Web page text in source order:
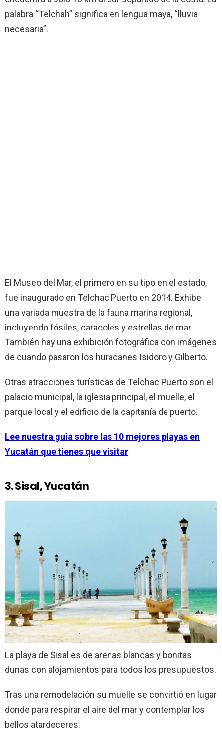
palabra “Telchah” significa en lengua maya, “lluvia
necesaria”.
El Museo del Mar, el primero en su tipo en el estado,
fue inaugurado en Telchac Puerto en 2014. Exhibe
una variada muestra de la fauna marina regional,
incluyendo fósiles, caracoles y estrellas de mar.
También hay una exhibición fotográfica con imágenes
de cuando pasaron los huracanes Isidoro y Gilberto.
Otras atracciones turísticas de Telchac Puerto son el
palacio municipal, la iglesia principal, el muelle, el
parque local y el edificio de la capitanía de puerto.
Lee nuestra guía sobre las 10 mejores playas en
Yucatán que tienes que visitar
3. Sisal, Yucatán
La playa de Sisal es de arenas blancas y bonitas
dunas con alojamientos para todos los presupuestos.
Tras una remodelación su muelle se convirtió en lugar
donde para respirar el aire del mar y contemplar los
bellos atardeceres.